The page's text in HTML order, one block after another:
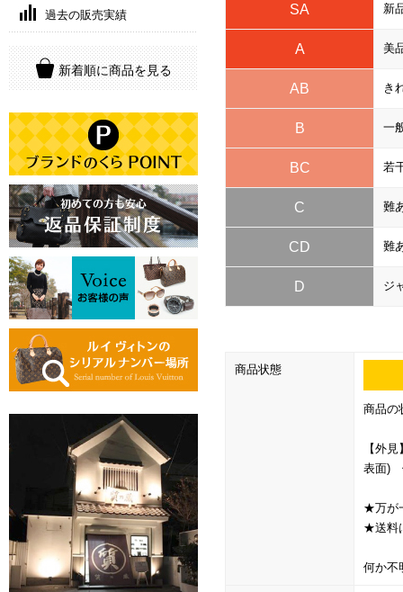
過去の販売実績
新着順に商品を見る
SA 新
A 美
AB き
B 一
BC 若
C 難
CD 難
D ジ
商品状態
商品の
【外
表面)
★万が
★送料
何か不